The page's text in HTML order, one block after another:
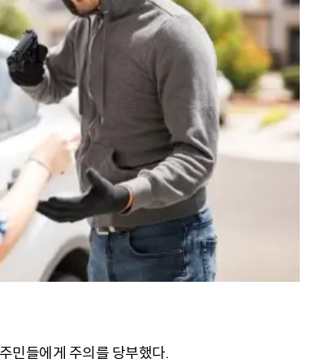
민들에게 주의를 당부했다.